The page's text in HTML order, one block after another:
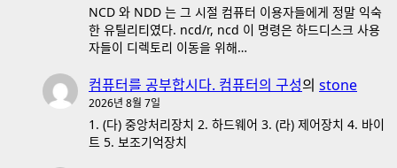
NCD 와 NDD 는 그 시절 컴퓨터 이용자들에게 정말 익숙
한 유틸리티였다. ncd/r, ncd 이 명령은 하드디스크 사용
자들이 디렉토리 이동을 위해…
컴퓨터를 공부합시다. 컴퓨터의 구성의 stone
2026년 8월 7일
1. (다) 중앙처리장치 2. 하드웨어 3. (라) 제어장치 4. 바이
트 5. 보조기억장치